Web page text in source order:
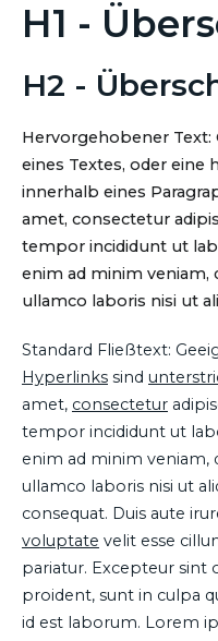
H1 -
H2 -
Hervorgehobener Text:
eines Textes, oder eine
innerhalb eines
amet, consectetur
tempor incididunt ut
enim ad minim veniam,
ullamco laboris nisi ut
Standard Fließtext:
Hyperlinks sind
amet, consectetur
tempor incididunt ut
enim ad minim veniam,
ullamco laboris nisi ut
consequat. Duis aute
voluptate velit esse
pariatur. Excepteur sint
proident, sunt in culpa
id est laborum. Lorem